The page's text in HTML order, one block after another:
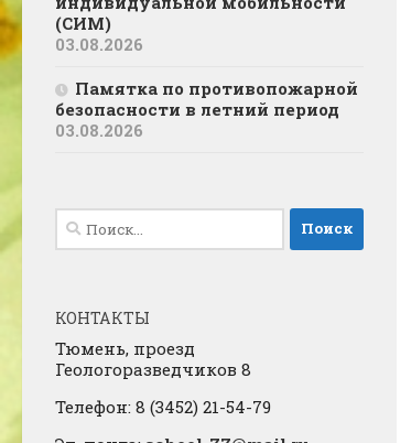
(СИМ)
03.08.2026
Памятка по противопожарной
безопасности в летний период
03.08.2026
Найти:
КОНТАКТЫ
Тюмень, проезд
Геологоразведчиков 8
Телефон: 8 (3452) 21-54-79